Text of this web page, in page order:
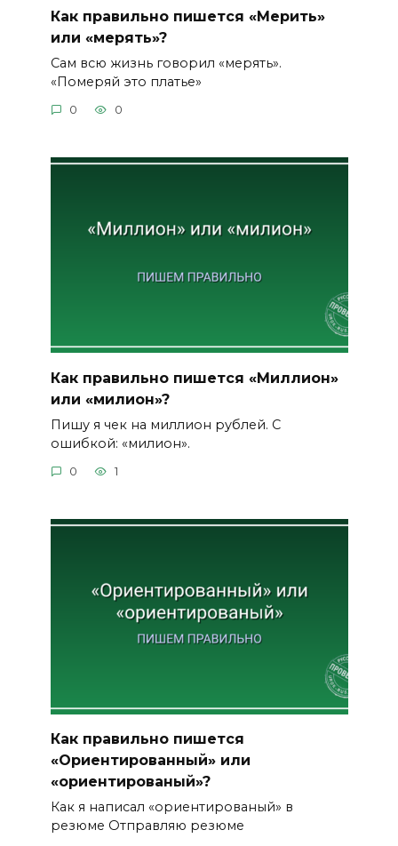
Как правильно пишется «Мерить»
или «мерять»?
Сам всю жизнь говорил «мерять».
«Померяй это платье»
0 0
Как правильно пишется «Миллион»
или «милион»?
Пишу я чек на миллион рублей. С
ошибкой: «милион».
0 1
Как правильно пишется
«Ориентированный» или
«ориентированый»?
Как я написал «ориентированый» в
резюме Отправляю резюме